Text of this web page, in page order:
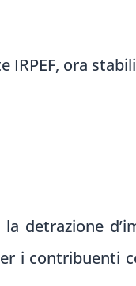
ora
detrazione
i contribuenti